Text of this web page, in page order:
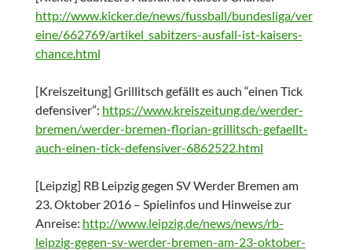
http://www.kicker.de/news/fussball/bundesliga/ver
eine/662769/artikel_sabitzers-ausfall-ist-kaisers-
chance.html
[Kreiszeitung] Grillitsch gefällt es auch “einen Tick
defensiver”: https://www.kreiszeitung.de/werder-
bremen/werder-bremen-florian-grillitsch-gefaellt-
auch-einen-tick-defensiver-6862522.html
[Leipzig] RB Leipzig gegen SV Werder Bremen am
23. Oktober 2016 – Spielinfos und Hinweise zur
Anreise: http://www.leipzig.de/news/news/rb-
leipzig-gegen-sv-werder-bremen-am-23-oktober-